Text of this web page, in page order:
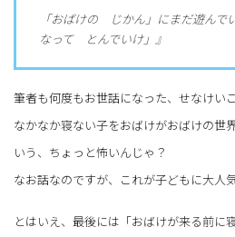
「おばけの じかん」にまだ遊んで
なって とんでいけ」』
筆者も何度もお世話になった、せなけい
なかなか寝ない子をおばけがおばけの
いう、ちょっと怖いんじゃ？
なお話なのですが、これが子どもに大人
とはいえ、最後には「おばけが来る前に